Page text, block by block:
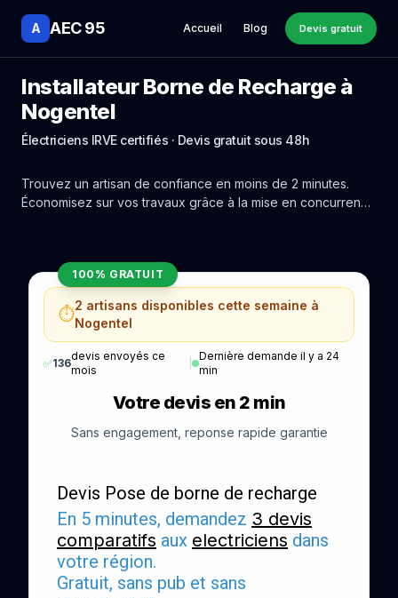
A AEC 95 Accueil Blog Devis gratuit
Installateur Borne de Recharge à
Nogentel
Électriciens IRVE certifiés · Devis gratuit sous 48h
Trouvez un artisan de confiance en moins de 2 minutes.
Économisez sur vos travaux grâce à la mise en concurrence
100% GRATUIT
⏱️2 artisans disponibles cette semaine à
Nogentel
✅136
devis envoyés ce
mois
Dernière demande il y a 24
min
Votre devis en 2 min
Sans engagement, reponse rapide garantie
Devis Pose de borne de recharge
En 5 minutes, demandez 3 devis
comparatifs aux electriciens dans
votre région.
Gratuit, sans pub et sans